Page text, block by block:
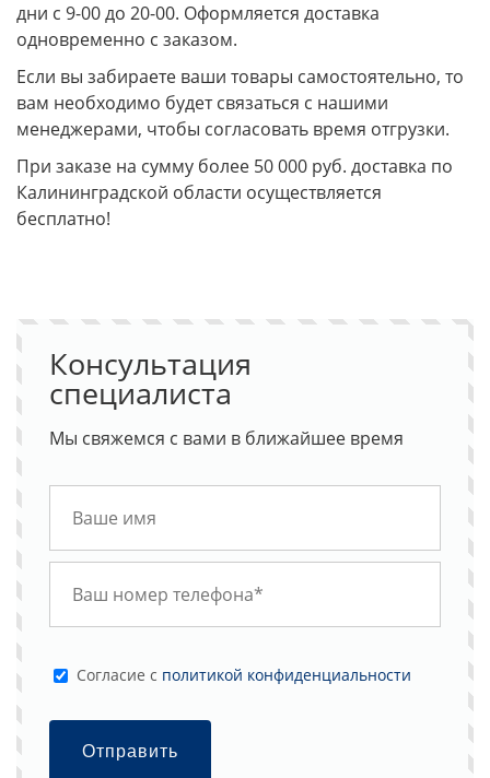
дни с 9-00 до 20-00. Оформляется доставка
одновременно с заказом.
Если вы забираете ваши товары самостоятельно, то
вам необходимо будет связаться с нашими
менеджерами, чтобы согласовать время отгрузки.
При заказе на сумму более 50 000 руб. доставка по
Калининградской области осуществляется
бесплатно!
Консультация
специалиста
Мы свяжемся с вами в ближайшее время
Cогласие с политикой конфиденциальности
Отправить